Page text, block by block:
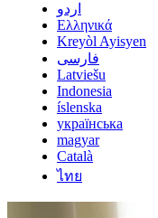
اردو
Ελληνικά
Kreyòl Ayisyen
فارسی
Latviešu
Indonesia
íslenska
українська
magyar
Català
ไทย